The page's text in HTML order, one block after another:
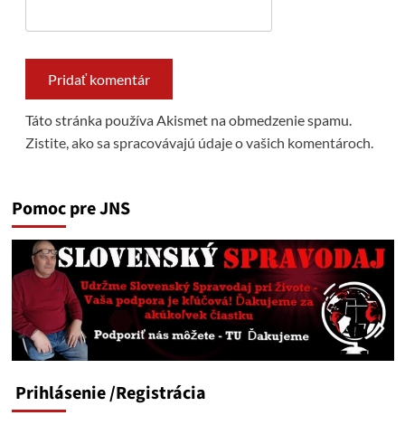
Táto stránka používa Akismet na obmedzenie spamu.
Zistite, ako sa spracovávajú údaje o vašich komentároch.
Pomoc pre JNS
Prihlásenie/Registrácia